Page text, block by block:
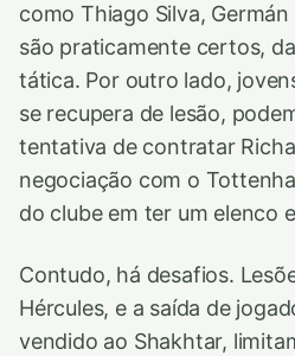
como Thiago Silva,
são praticamente certos,
tática. Por outro lado,
se recupera de lesão,
tentativa de contratar
negociação com o
do clube em ter um elenco
Contudo, há desafios.
Hércules, e a saída de
vendido ao Shakhtar,